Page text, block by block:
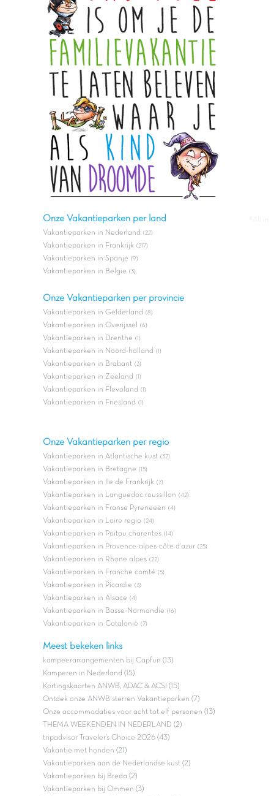
Onze Vakantieparken per land
Vakantieparken in Nederland (22)
Vakantieparken in Frankrijk (217)
Vakantieparken in Spanje (9)
Vakantieparken in Belgie (3)
Onze Vakantieparken per provincie
Vakantieparken in Gelderland (8)
Vakantieparken in Overijssel (6)
Vakantieparken in Drenthe (1)
Vakantieparken in Noord-holland (1)
Vakantieparken in Brabant (3)
Vakantieparken in Zeeland (1)
Vakantieparken in Flevoland (1)
Vakantieparken in Friesland (1)
Onze Vakantieparken per regio
Vakantieparken in Atlantische kust (32)
Vakantieparken in Bretagne (15)
Vakantieparken in Ile de Frankrijk (7)
Vakantieparken in Languedoc roussillon (42)
Vakantieparken in Franse Pyreneeën (4)
Vakantieparken in Loire regio (24)
Vakantieparken in Poitou charentes (14)
Vakantieparken in Provence-alpes-côte d'azur (25)
Vakantieparken in Rhone alpes (22)
Vakantieparken in Franche comté (5)
Vakantieparken in Picardie (3)
Vakantieparken in Alsace (4)
Vakantieparken in Basse-Normandie (16)
Vakantieparken in Catalonië (7)
Meest bekeken links
kampeerarrangementen bij Capfun (13)
Kamperen in Nederland (15)
Kortingskaarten ANWB, ADAC & ACSI (15)
Ontdek onze ANWB sterren Vakantieparken (7)
Onze accommodaties voor acht tot elf personen (13)
THEMA WEEKENDEN IN NEDERLAND (2)
tripadvisor Traveler’s Choice 2026 (43)
Vakantie met honden (21)
Vakantieparken aan de Nederlandse kust (2)
Vakantieparken bij Breda (2)
Vakantieparken bij Ommen (3)